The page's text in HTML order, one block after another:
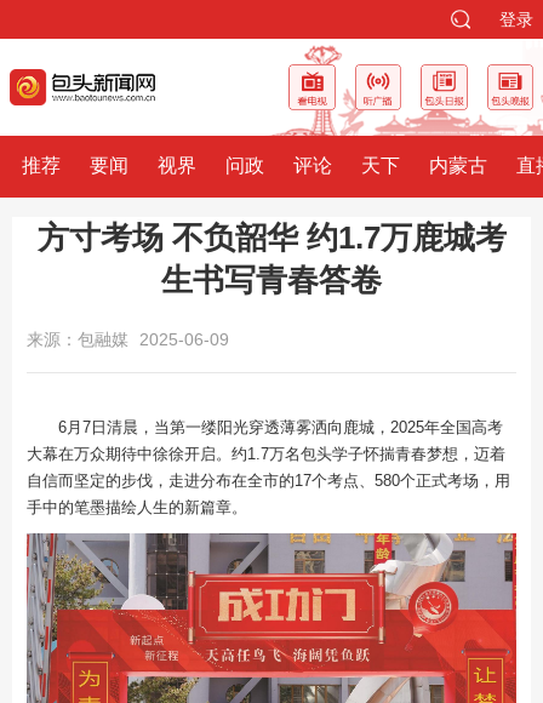
登录
推荐 要闻 视界 问政 评论 天下 内蒙古 直
方寸考场 不负韶华 约1.7万鹿城考
生书写青春答卷
来源：包融媒 2025-06-09
6月7日清晨，当第一缕阳光穿透薄雾洒向鹿城，2025年全国高考
大幕在万众期待中徐徐开启。约1.7万名包头学子怀揣青春梦想，迈着
自信而坚定的步伐，走进分布在全市的17个考点、580个正式考场，用
手中的笔墨描绘人生的新篇章。